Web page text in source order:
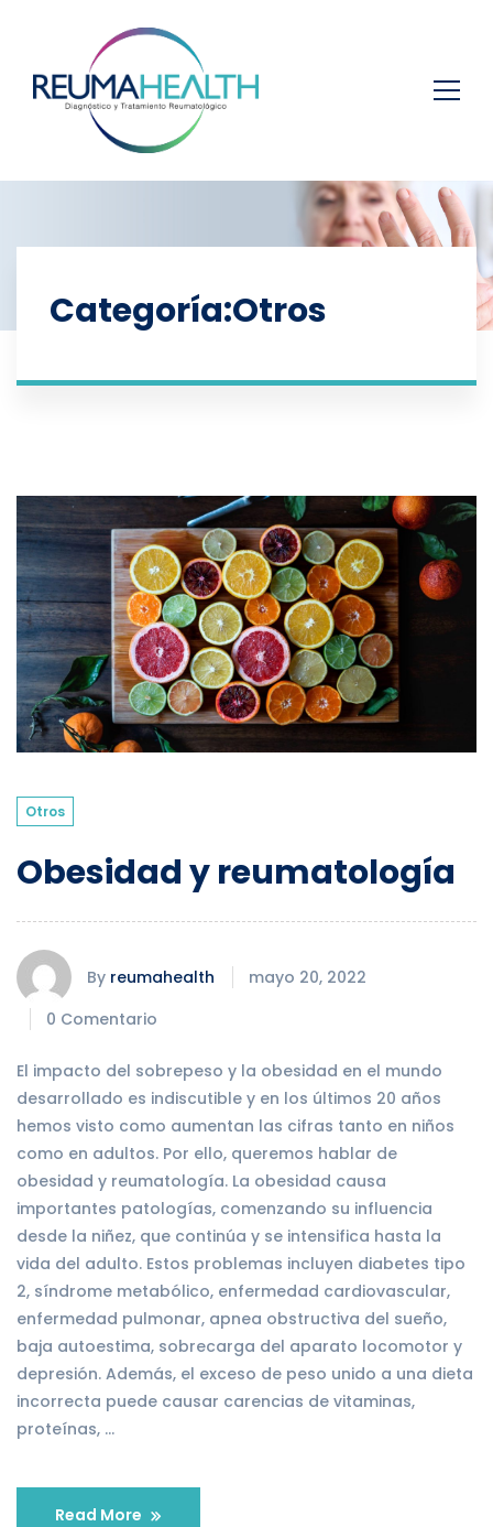
Categoría:Otros
Otros
Obesidad y reumatología
By reumahealth
mayo 20, 2022
0 Comentario
El impacto del sobrepeso y la obesidad en el mundo
desarrollado es indiscutible y en los últimos 20 años
hemos visto como aumentan las cifras tanto en niños
como en adultos. Por ello, queremos hablar de
obesidad y reumatología. La obesidad causa
importantes patologías, comenzando su influencia
desde la niñez, que continúa y se intensifica hasta la
vida del adulto. Estos problemas incluyen diabetes tipo
2, síndrome metabólico, enfermedad cardiovascular,
enfermedad pulmonar, apnea obstructiva del sueño,
baja autoestima, sobrecarga del aparato locomotor y
depresión. Además, el exceso de peso unido a una dieta
incorrecta puede causar carencias de vitaminas,
proteínas, …
Read More